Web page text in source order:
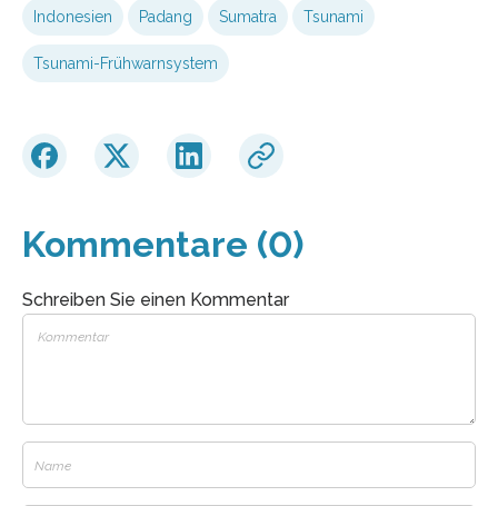
Indonesien Padang Sumatra Tsunami
Tsunami-Frühwarnsystem
Kommentare (0)
Schreiben Sie einen Kommentar